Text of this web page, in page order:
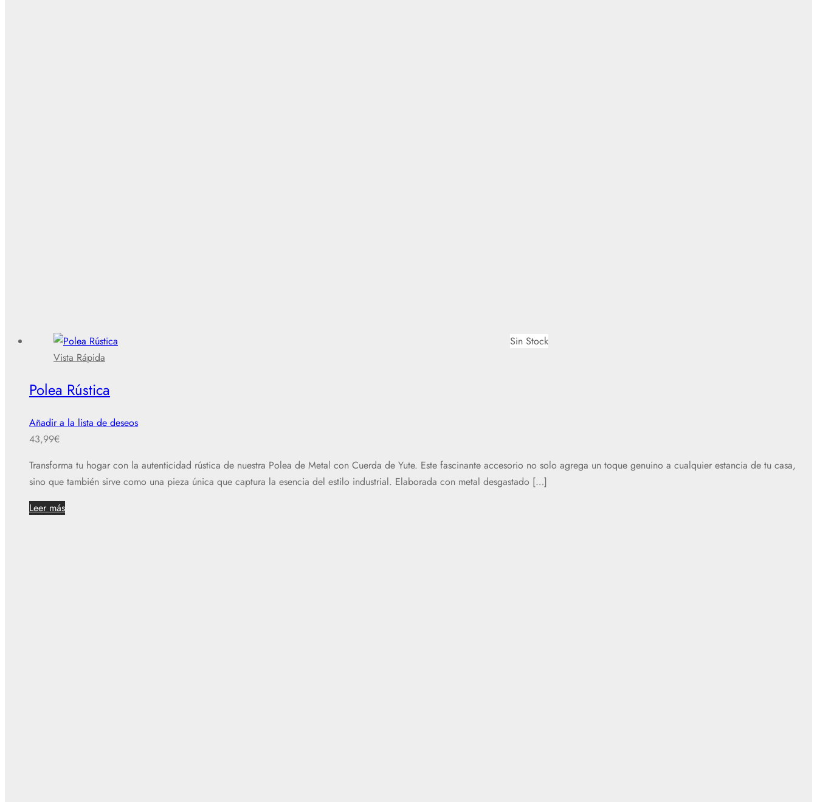
Sin Stock
Vista Rápida
Polea Rústica
Añadir a la lista de deseos
43,99€
Transforma tu hogar con la autenticidad rústica de nuestra Polea de Metal con Cuerda de Yute. Este fascinante accesorio no solo agrega un toque genuino a cualquier estancia de tu casa,
sino que también sirve como una pieza única que captura la esencia del estilo industrial. Elaborada con metal desgastado […]
Leer más